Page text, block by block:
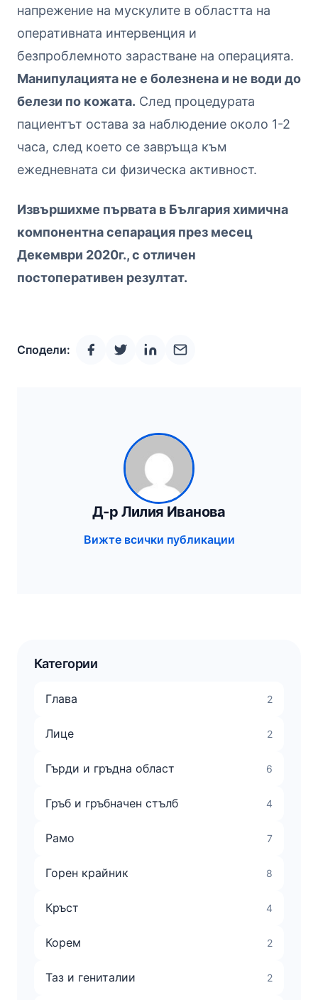
напрежение на мускулите в областта на
оперативната интервенция и
безпроблемното зарастване на операцията.
Манипулацията не е болезнена и не води до
белези по кожата. След процедурата
пациентът остава за наблюдение около 1-2
часа, след което се завръща към
ежедневната си физическа активност.
Извършихме първата в България химична
компонентна сепарация през месец
Декември 2020г., с отличен
постоперативен резултат.
Сподели:
Д-р Лилия Иванова
Вижте всички публикации
Категории
Глава 2
Лице 2
Гърди и гръдна област 6
Гръб и гръбначен стълб 4
Рамо 7
Горен крайник 8
Кръст 4
Корем 2
Таз и гениталии 2